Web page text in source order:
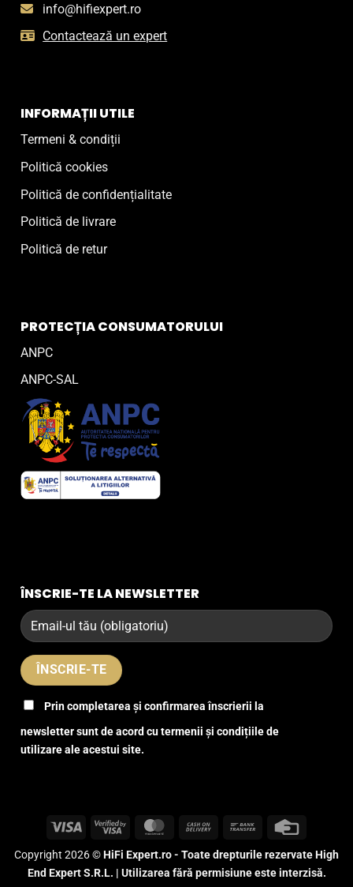
info@hifiexpert.ro
Contactează un expert
INFORMAȚII UTILE
Termeni & condiții
Politică cookies
Politică de confidențialitate
Politică de livrare
Politică de retur
PROTECȚIA CONSUMATORULUI
ANPC
ANPC-SAL
ÎNSCRIE-TE LA NEWSLETTER
Prin completarea și confirmarea înscrierii la
newsletter sunt de acord cu termenii și condițiile de
utilizare ale acestui site.
Visa
Visa
MasterCardCash
Delivery
Bank
Copyright 2026 ©HiFi Expert.ro - Toate drepturile rezervate High
End Expert S.R.L. | Utilizarea fără permisiune este interzisă.